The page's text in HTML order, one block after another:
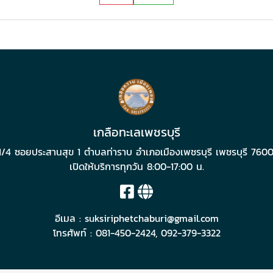
เกลือทะเลเพชรบุรี
4 ซอยประสานสุข 1 ตำบลท่าราบ อำเภอเมืองเพชรบุรี เพชรบุรี
เปิดให้บริการทุกวัน 8:00-17:00 น.
อีเมล : suksiriphetchaburi@gmail.com
โทรศัพท์ : 081-450-2424, 092-379-3322